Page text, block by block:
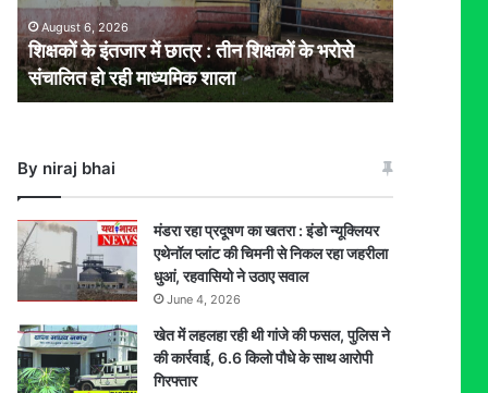
तीन
शिक्षकों
के
भरोसे
संचालित
माध्यमिक
शाला
August 6, 2026
शिक्षकों के इंतजार में छात्र : तीन शिक्षकों के भरोसे
संचालित हो रही माध्यमिक शाला
By niraj bhai
मंडरा रहा प्रदूषण का खतरा : इंडो न्यूक्लियर
एथेनॉल प्लांट की चिमनी से निकल रहा जहरीला
धुआं, रहवासियो ने उठाए सवाल
June 4, 2026
खेत में लहलहा रही थी गांजे की फसल, पुलिस ने
की कार्रवाई, 6.6 किलो पौधे के साथ आरोपी
गिरफ्तार